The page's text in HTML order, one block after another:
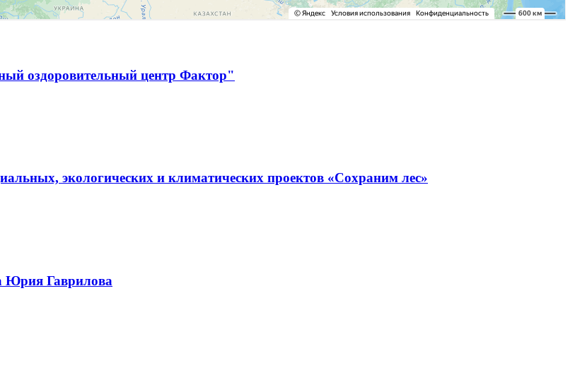
оздоровительный центр Фактор"
экологических и климатических проектов «Сохраним лес»
Юрия Гаврилова